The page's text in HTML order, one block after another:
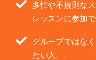
多忙や不規則な
レッスンに参加
グループではな
たい人。.